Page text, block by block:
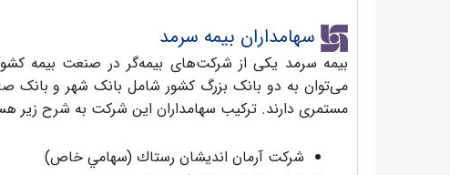
سهامداران بیمه سرمد
بیمه سرمد یکی از شرکت‌های بیمه‌گر در صنعت بیمه
می‌توان به دو بانک بزرگ کشور شامل بانک شهر و بانک
مستمری دارند. ترکیب سهامداران این شرکت به شرح زیر
شركت آرمان انديشان رستاك (سهامي خاص)